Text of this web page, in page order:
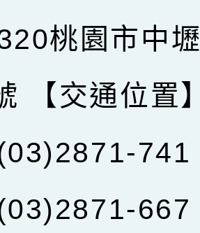
桃園市中
【交通位置
741
667